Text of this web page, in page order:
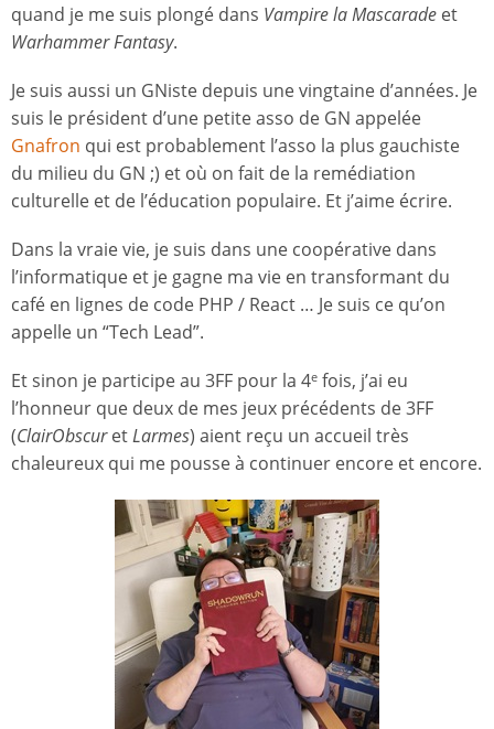
quand je me suis plongé dans Vampire la Mascarade et
Warhammer Fantasy.
Je suis aussi un GNiste depuis une vingtaine d’années. Je
suis le président d’une petite asso de GN appelée
Gnafron qui est probablement l’asso la plus gauchiste
du milieu du GN ;) et où on fait de la remédiation
culturelle et de l’éducation populaire. Et j’aime écrire.
Dans la vraie vie, je suis dans une coopérative dans
l’informatique et je gagne ma vie en transformant du
café en lignes de code PHP / React … Je suis ce qu’on
appelle un “Tech Lead”.
Et sinon je participe au 3FF pour la 4e fois, j’ai eu
l’honneur que deux de mes jeux précédents de 3FF
(ClairObscuretLarmes) aient reçu un accueil très
chaleureux qui me pousse à continuer encore et encore.